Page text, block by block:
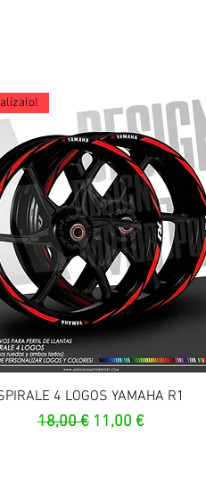
Aperçu rapide
4 LOGOS YAMAHA R1
Prix original
18,00 € Prix promotionnel
11,00 €